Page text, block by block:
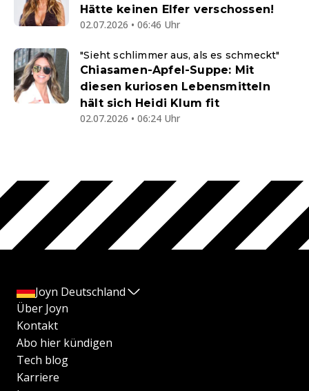
Hätte keinen Elfer verschossen!
02.07.2026 • 06:46 Uhr
"Sieht schlimmer aus, als es schmeckt"
Chiasamen-Apfel-Suppe: Mit
diesen kuriosen Lebensmitteln
hält sich Heidi Klum fit
02.07.2026 • 06:24 Uhr
Joyn Deutschland
Über Joyn
Kontakt
Abo hier kündigen
Tech blog
Karriere